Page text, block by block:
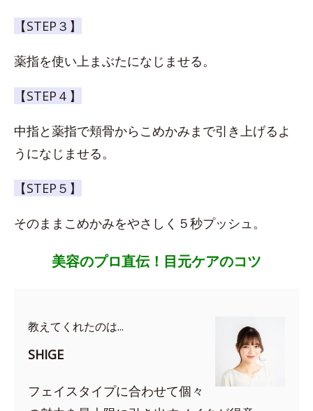
【STEP３】
薬指を使い上まぶたになじませる。
【STEP４】
中指と薬指で頬骨からこめかみまで引き上げるよ
うになじませる。
【STEP５】
そのままこめかみをやさしく５秒プッシュ。
美容のプロ直伝！目元ケアのコツ
教えてくれたのは...
SHIGE
フェイスタイプに合わせて個々